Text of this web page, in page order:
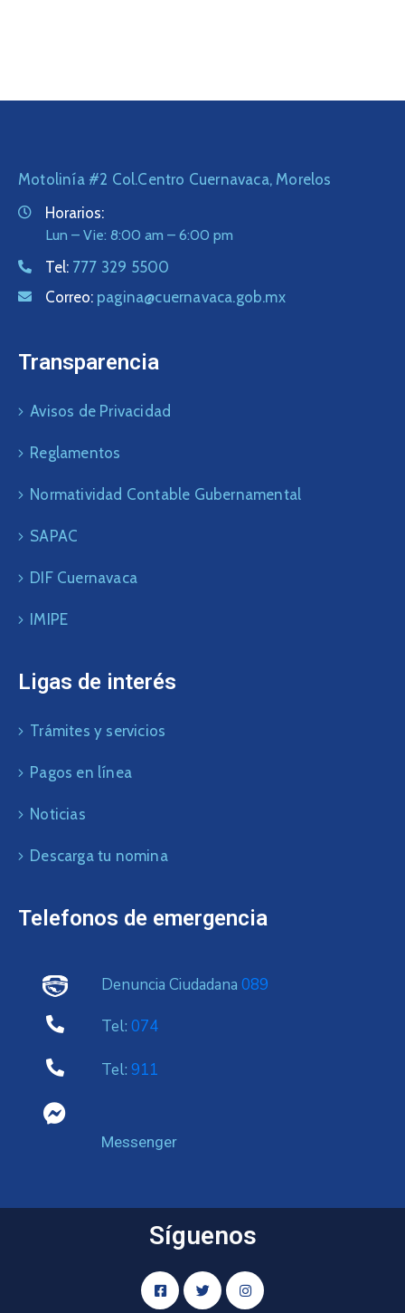
Motolinía #2 Col.Centro Cuernavaca, Morelos
Horarios:
Lun – Vie: 8:00 am – 6:00 pm
Tel: 777 329 5500
Correo: pagina@cuernavaca.gob.mx
Transparencia
Avisos de Privacidad
Reglamentos
Normatividad Contable Gubernamental
SAPAC
DIF Cuernavaca
IMIPE
Ligas de interés
Trámites y servicios
Pagos en línea
Noticias
Descarga tu nomina
Telefonos de emergencia
Denuncia Ciudadana 089
Tel: 074
Tel: 911
Messenger
Síguenos